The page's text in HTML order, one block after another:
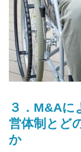
３．M&Aに
営体制とど
か